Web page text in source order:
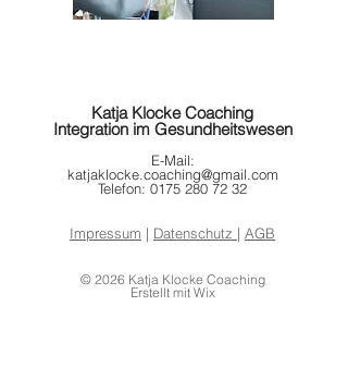
Katja Klocke Coaching
Integration im Gesundheitswesen
E-Mail:
katjaklocke.coaching@gmail.com
Telefon: 0175 280 72 32
Impressum | Datenschutz | AGB
© 2026 Katja Klocke Coaching
Erstellt mit Wix